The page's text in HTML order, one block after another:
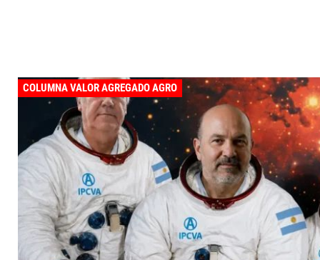
COLUMNA VALOR AGREGADO AGRO